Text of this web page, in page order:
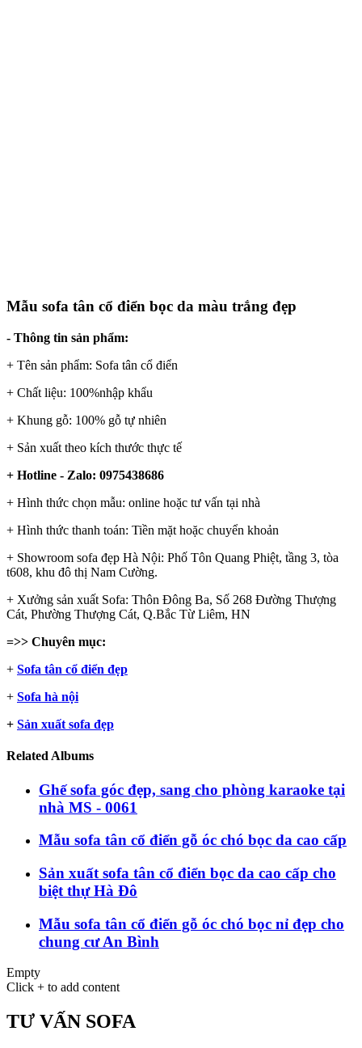
Mẫu sofa tân cổ điển bọc da màu trắng đẹp
- Thông tin sản phẩm:
+ Tên sản phẩm: Sofa tân cổ điển
+ Chất liệu: 100%nhập khẩu
+ Khung gỗ: 100% gỗ tự nhiên
+ Sản xuất theo kích thước thực tế
+ Hotline - Zalo: 0975438686
+ Hình thức chọn mẫu: online hoặc tư vấn tại nhà
+ Hình thức thanh toán: Tiền mặt hoặc chuyển khoản
+ Showroom sofa đẹp Hà Nội: Phố Tôn Quang Phiệt, tầng 3, tòa
t608, khu đô thị Nam Cường.
+ Xưởng sản xuất Sofa: Thôn Đông Ba, Số 268 Đường Thượng
Cát, Phường Thượng Cát, Q.Bắc Từ Liêm, HN
=>> Chuyên mục:
+ Sofa tân cổ điển đẹp
+ Sofa hà nội
+ Sản xuất sofa đẹp
Related Albums
Ghế sofa góc đẹp, sang cho phòng karaoke tại
nhà MS - 0061
Mẫu sofa tân cổ điển gỗ óc chó bọc da cao cấp
Sản xuất sofa tân cổ điển bọc da cao cấp cho
biệt thự Hà Đô
Mẫu sofa tân cổ điển gỗ óc chó bọc nỉ đẹp cho
chung cư An Bình
Empty
Click + to add content
TƯ VẤN SOFA